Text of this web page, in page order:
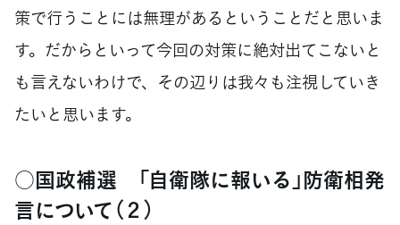
策で行うことには無理があるということだと思いま
す。だからといって今回の対策に絶対出てこないと
も言えないわけで、その辺りは我々も注視していき
たいと思います。
○国政補選 「自衛隊に報いる」防衛相発
言について（２）